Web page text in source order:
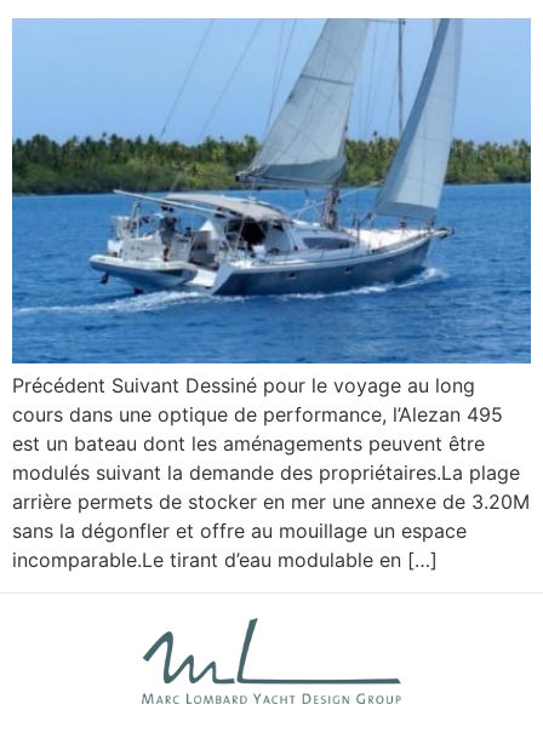
Précédent Suivant Dessiné pour le voyage au long
cours dans une optique de performance, l’Alezan 495
est un bateau dont les aménagements peuvent être
modulés suivant la demande des propriétaires.La plage
arrière permets de stocker en mer une annexe de 3.20M
sans la dégonfler et offre au mouillage un espace
incomparable.Le tirant d’eau modulable en […]